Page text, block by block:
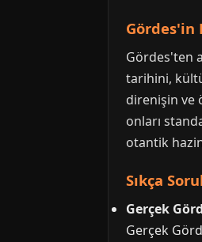
Gördes'in
Gördes'ten
tarihini,
direnişin ve
onları
otantik
Sıkça
Gerçek
Gerçek